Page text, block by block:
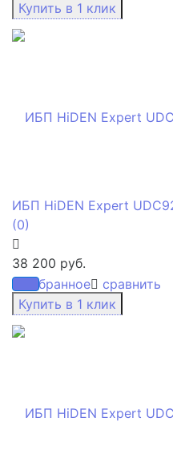
избранное сравнить
ИБП HiDEN Expert
(0)
38 200 руб.